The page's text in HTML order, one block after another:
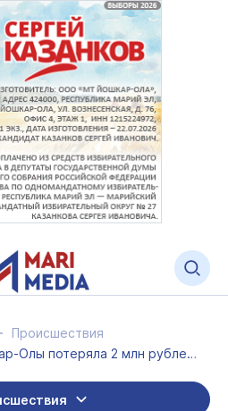
Происшествия
Пенсионерка из Йошкар-Олы потеряла 2 млн рублей после общения с телефонными моше...